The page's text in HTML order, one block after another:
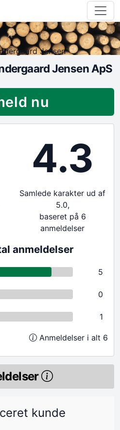
Jensen
Jensen ApS
nu
4.3
Samlede karakter ud af
5.0,
baseret på 6
anmeldelser
anmeldelser
5
0
1
Anmeldelser i alt 6
kunde